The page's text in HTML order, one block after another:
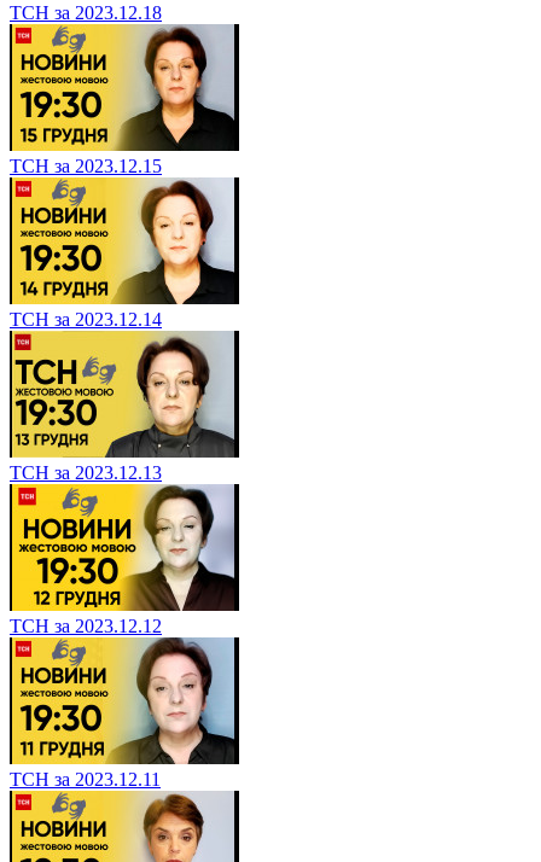
ТСН за 2023.12.18
ТСН за 2023.12.15
ТСН за 2023.12.14
ТСН за 2023.12.13
ТСН за 2023.12.12
ТСН за 2023.12.11